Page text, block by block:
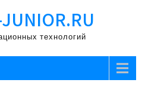
технологий